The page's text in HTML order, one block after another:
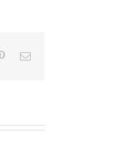
Pinterest
E-